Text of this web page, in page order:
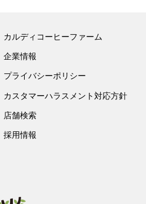
カルディコーヒーファーム
企業情報
プライバシーポリシー
カスタマーハラスメント対応方針
店舗検索
採用情報